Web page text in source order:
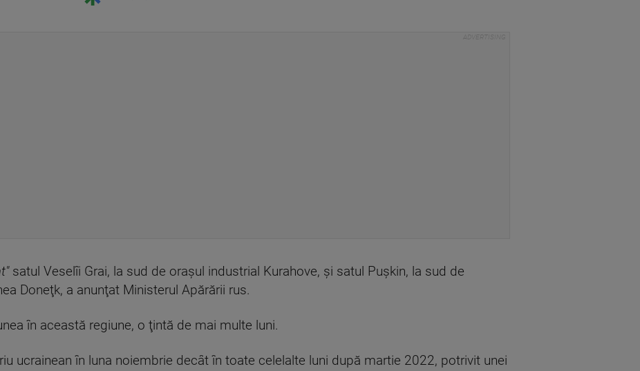
satul Veselîi Grai, la sud de oraşul industrial Kurahove, şi satul Puşkin, la sud de
Doneţk, a anunţat Ministerul Apărării rus.
în această regiune, o ţintă de mai multe luni.
ucrainean în luna noiembrie decât în toate celelalte luni după martie 2022, potrivit unei